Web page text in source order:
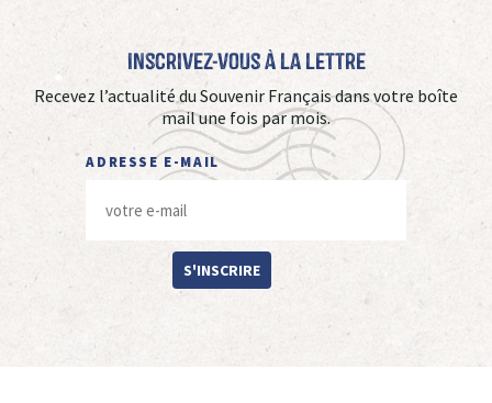
Inscrivez-vous à La Lettre
Recevez l’actualité du Souvenir Français dans votre boîte
mail une fois par mois.
ADRESSE E-MAIL
S'INSCRIRE